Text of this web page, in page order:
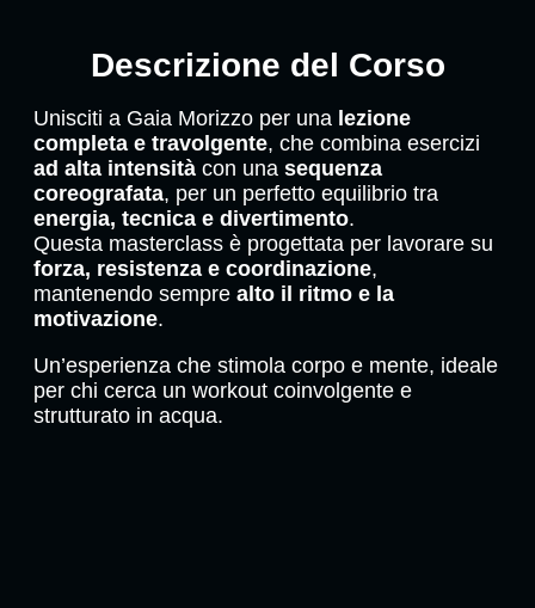
Descrizione del Corso
Unisciti a Gaia Morizzo per una lezione
completa e travolgente, che combina esercizi
ad alta intensità con una sequenza
coreografata, per un perfetto equilibrio tra
energia, tecnica e divertimento.
Questa masterclass è progettata per lavorare su
forza, resistenza e coordinazione,
mantenendo sempre alto il ritmo e la
motivazione.
Un’esperienza che stimola corpo e mente, ideale
per chi cerca un workout coinvolgente e
strutturato in acqua.